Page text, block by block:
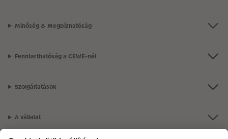
Minőség & Megbízhatóság
Fenntarthatóság a CEWE-nél
Szolgáltatások
A vállalat